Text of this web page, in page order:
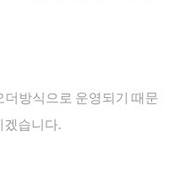
방식으로 운영되기 때문
겠습니다.